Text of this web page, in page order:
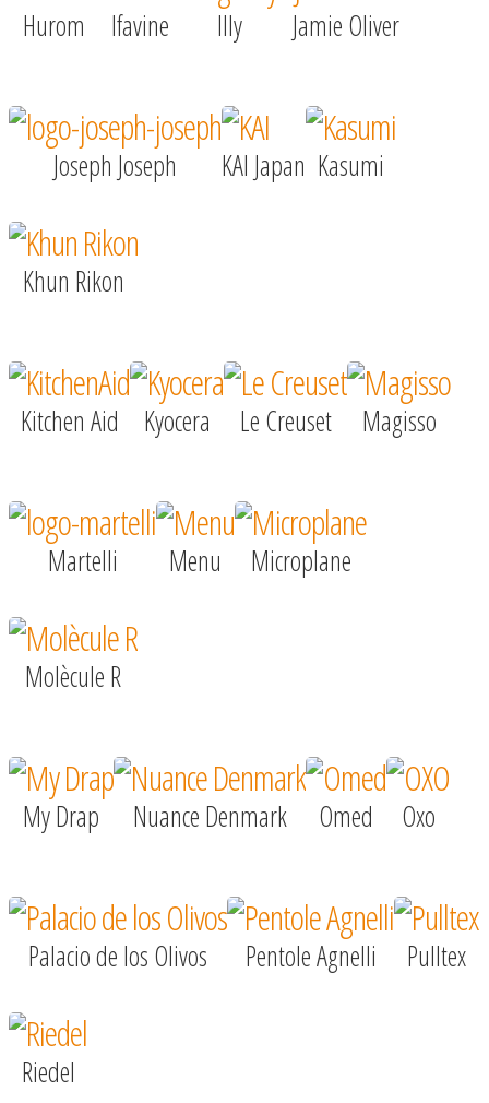
Hurom Ifavine Illy Jamie Oliver
Joseph Joseph KAI Japan Kasumi
Khun Rikon
Kitchen Aid Kyocera Le Creuset Magisso
Martelli Menu Microplane
Molècule R
My Drap Nuance Denmark Omed Oxo
Palacio de los Olivos Pentole Agnelli Pulltex
Riedel